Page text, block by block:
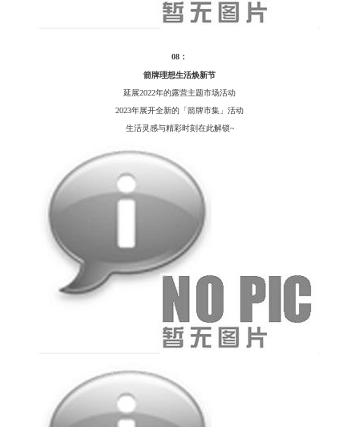
08：
箭牌理想生活焕新节
延展2022年的露营主题市场活动
2023年展开全新的「箭牌市集」活动
生活灵感与精彩时刻在此解锁~